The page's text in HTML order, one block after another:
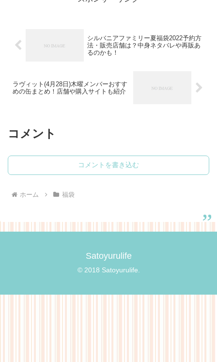
シルバニアファミリー夏福袋2022予約方
法・販売店舗は？中身ネタバレや再販あ
るのかも！
ラヴィット(4月28日)木曜メンバーおすす
めの缶まとめ！店舗や購入サイトも紹介
コメント
コメントを書き込む
ホーム 福袋
Satoyurulife
© 2018 Satoyurulife.